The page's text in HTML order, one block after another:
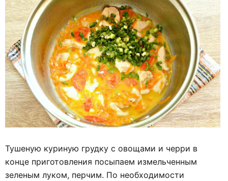
Тушеную куриную грудку с овощами и черри в
конце приготовления посыпаем измельченным
зеленым луком, перчим. По необходимости